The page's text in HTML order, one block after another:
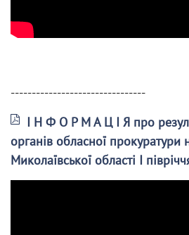
--------------------------------
І Н Ф О Р М А Ц І Я про
органів обласної прокуратури
Миколаївської області І